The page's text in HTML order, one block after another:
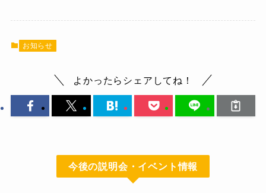
お知らせ
よかったらシェアしてね！
今後の説明会・イベント情報